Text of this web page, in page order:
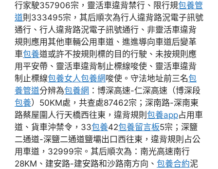
行家駛357906宗，靈活車違背禁行、限行規包養管
道則333495宗，其后順次為行人違背路況電子訊號
通行、行人違背路況電子訊號通行、非靈活車違背
規則應用其他車輛公用車道、進進導向車道后變革
車包養道或許不按規則標的目的行駛、未按規則應
用平安帶、靈活車違背制止標線唆使、靈活車違背
制止標線包養女人包養網唆使。守法地址前三名包
養管道分辨為包養網 ：博深高速-仁深高速（博深段
包養）50KM處，共查處87462宗；深南路-深南東
路蔡屋圍人行天橋西往東，違背規則 包養app占用車
道、貨車沖禁令，33包養42包養留言板5宗；深鹽
二通道-深鹽二通道鹽壩出口西往東，違背規則占公
用車道，32999宗。其后順次為：南光高速南行
28KM、建安路-建安路和沙路南方向、 包養合約泥